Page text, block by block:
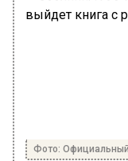
Фото: